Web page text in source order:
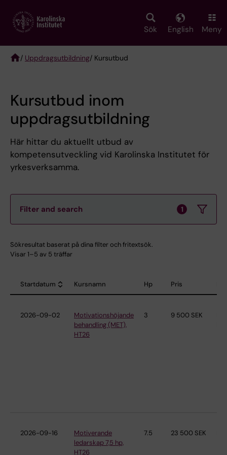
main
Sök English Meny
/ Uppdragsutbildning/ Kursutbud
Kursutbud inom
uppdragsutbildning
Här hittar du aktuellt utbud av
kompetensutveckling vid Karolinska Institutet för
yrkesverksamma.
Filter and search 1
Sökresultat baserat på dina filter och fritextsök.
Visar 1–5 av 5 träffar
Startdatum Sort descending
Kursnamn Hp Pris
2026-09-02
Motivationshöjande
behandling (MET),
HT26
3 9 500 SEK
2026-09-16
Motiverande
ledarskap 7,5 hp,
HT26
7.5 23 500 SEK